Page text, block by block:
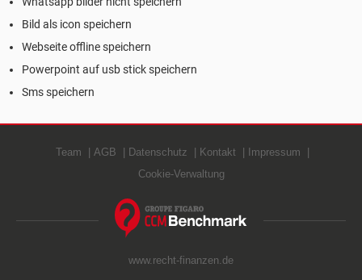
Bild als icon speichern
Webseite offline speichern
Powerpoint auf usb stick speichern
Sms speichern
Team AGB Datenschutz Kontakt
Impressum
Cookie-Verwaltung
www.recht-finanzen.de